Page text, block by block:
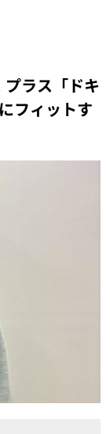
プラス「ドキ
フィットす